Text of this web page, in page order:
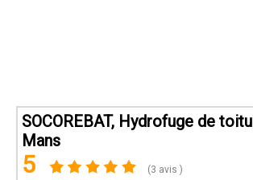
SOCOREBAT, Hydrofuge de
Mans
5 (3 avis )